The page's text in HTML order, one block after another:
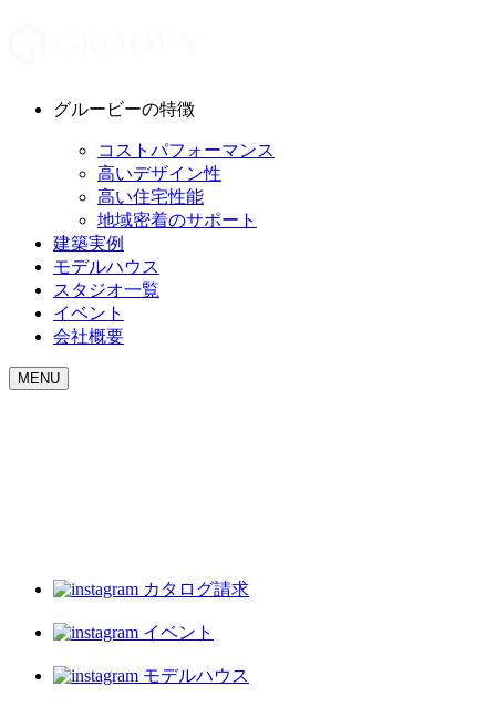
グルービーの特徴
コストパフォーマンス
高いデザイン性
高い住宅性能
地域密着のサポート
建築実例
モデルハウス
スタジオ一覧
イベント
会社概要
MENU
カタログ請求
イベント
モデルハウス